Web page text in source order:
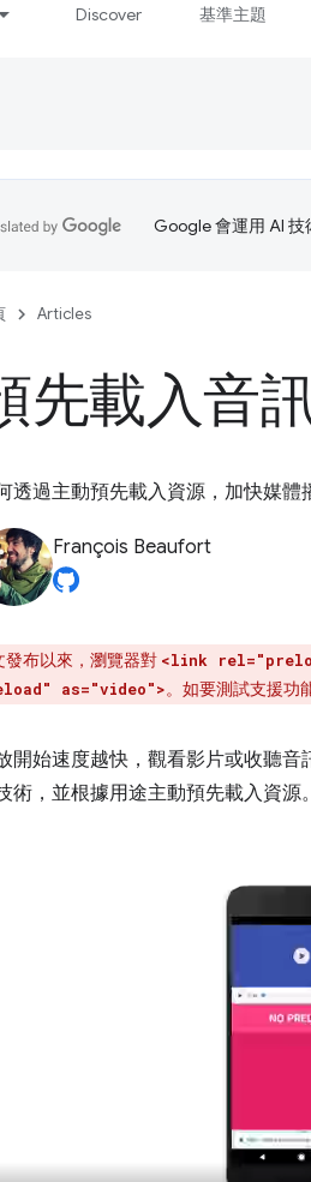
Discover 基準主題
Google 會運用 AI 技
Articles
先載入音
透過主動預先載入資源，加快媒體
François Beaufort
發布以來，瀏覽器對 <link
as="video">。如要測試支援功
開始速度越快，觀看影片或收聽音
術，並根據用途主動預先載入資源。